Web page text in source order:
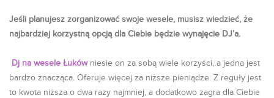
Jeśli planujesz zorganizować swoje wesele, musisz wiedzieć, że
najbardziej korzystną opcją dla Ciebie będzie wynajęcie DJ’a.
Dj na wesele Łukówniesie on za sobą wiele korzyści, a jedna jest
bardzo znacząca. Oferuje więcej za niższe pieniądze. Z reguły jest
to kwota niższa o dwa razy najmniej, a dodatkowo zagra dla Ciebie